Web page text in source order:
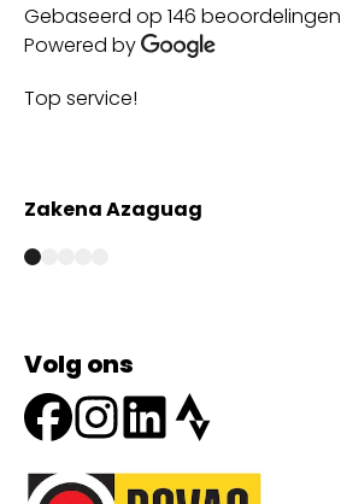
Gebaseerd op 146 beoordelingen
Powered by
Top service!
Zakena Azaguag
Volg ons
Onze partners